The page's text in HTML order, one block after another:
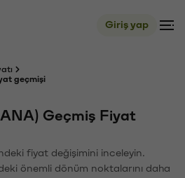
Giriş yap
geçmişi
Geçmiş Fiyat
fiyat değişimini inceleyin.
önemli dönüm noktalarını daha